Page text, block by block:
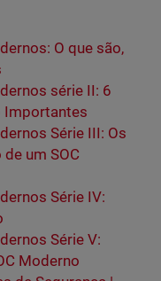
O que são,
série II: 6
Importantes
Série III: Os
um SOC
Série IV:
Série V:
Moderno